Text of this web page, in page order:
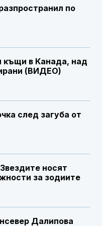
по
къщи в Канада, над
(ВИДЕО)
след загуба от
носят
за зодиите
Далипова